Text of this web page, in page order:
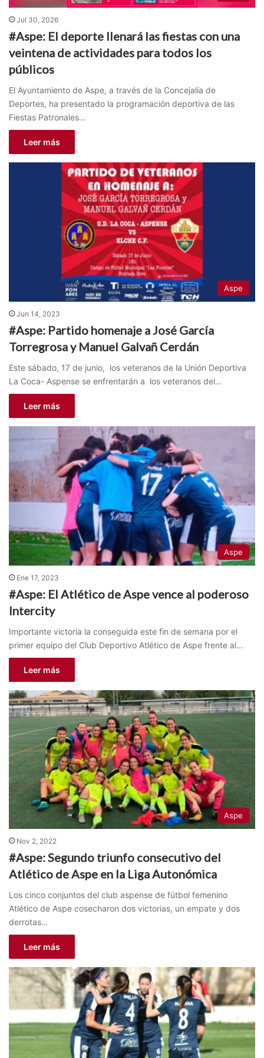
Jul 30, 2026
#Aspe: El deporte llenará las fiestas con una
veintena de actividades para todos los
públicos
El Ayuntamiento de Aspe, a través de la Concejalía de
Deportes, ha presentado la programación deportiva de las
Fiestas Patronales…
Leer más
Aspe
Jun 14, 2023
#Aspe: Partido homenaje a José García
Torregrosa y Manuel Galvañ Cerdán
Este sábado, 17 de junio, los veteranos de la Unión Deportiva
La Coca- Aspense se enfrentarán a los veteranos del…
Leer más
Aspe
Ene 17, 2023
#Aspe: El Atlético de Aspe vence al poderoso
Intercity
Importante victoria la conseguida este fin de semana por el
primer equipo del Club Deportivo Atlético de Aspe frente al…
Leer más
Aspe
Nov 2, 2022
#Aspe: Segundo triunfo consecutivo del
Atlético de Aspe en la Liga Autonómica
Los cinco conjuntos del club aspense de fútbol femenino
Atlético de Aspe cosecharon dos victorias, un empate y dos
derrotas…
Leer más